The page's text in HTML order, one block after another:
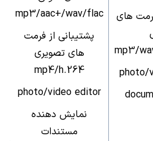
های
mp3/
photo/
mp3/aac+/wav/flac
پشتیبانی از فرمت
های تصویری
mp4/h.264
photo/video editor
نمایش دهنده
مستندات